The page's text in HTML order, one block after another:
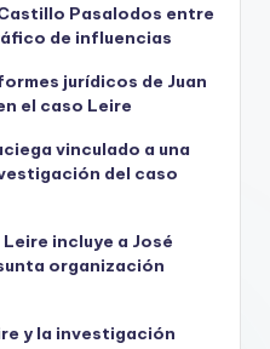
Pasalodos entre
de influencias
jurídicos de Juan
el caso Leire
vinculado a una
del caso
incluye a José
organización
y la investigación